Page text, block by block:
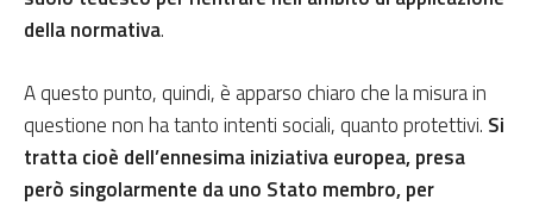
della normativa.
A questo punto, quindi, è apparso chiaro che la misura in
questione non ha tanto intenti sociali, quanto protettivi. Si
tratta cioè dell’ennesima iniziativa europea, presa
però singolarmente da uno Stato membro, per